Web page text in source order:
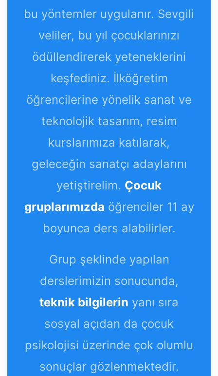
bu yöntemler uygulanır. Sevgili
veliler, bu yıl çocuklarınızı
ödüllendirerek yeteneklerini
keşfediniz. İlköğretim
öğrencilerine yönelik sanat ve
teknolojik tasarım, resim
kurslarımıza katılarak,
geleceğin sanatçı adaylarını
yetiştirelim. Çocuk
gruplarımızda öğrenciler 11 ay
boyunca ders alabilirler.
Grup şeklinde yapılan
derslerimizin sonucunda,
teknik bilgilerin yanı sıra
sosyal açıdan da çocuk
psikolojisi üzerinde çok olumlu
sonuçlar gözlenmektedir.